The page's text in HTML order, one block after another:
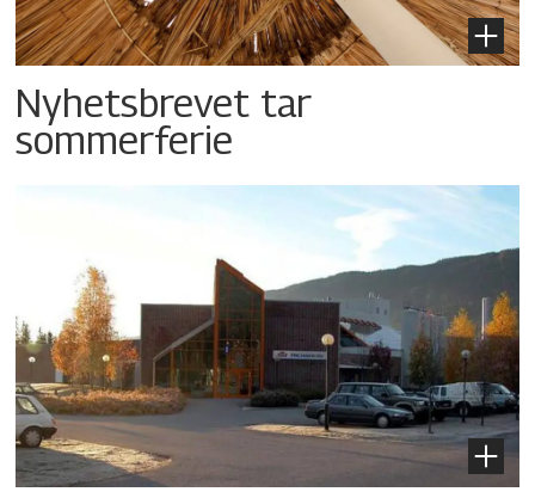
Nyhetsbrevet tar
sommerferie